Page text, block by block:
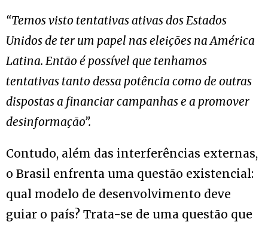
“Temos visto tentativas ativas dos Estados
Unidos de ter um papel nas eleições na América
Latina. Então é possível que tenhamos
tentativas tanto dessa potência como de outras
dispostas a financiar campanhas e a promover
desinformação”.
Contudo, além das interferências externas,
o Brasil enfrenta uma questão existencial:
qual modelo de desenvolvimento deve
guiar o país? Trata-se de uma questão que